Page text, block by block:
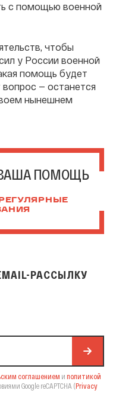
с помощью военной
чтобы
у России военной
помощь будет
— останется
нынешнем
ПОМОЩЬ
РАССЫЛКУ
соглашением и политикой
Google reCAPTCHA (Privacy